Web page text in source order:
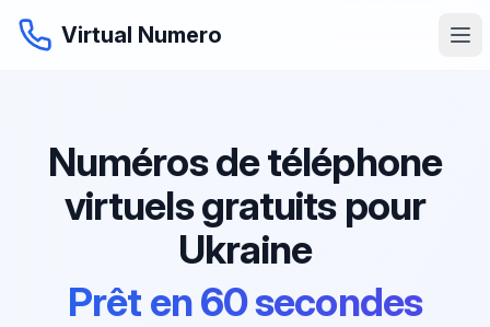
Virtual Numero
Numéros de téléphone
virtuels gratuits pour
Ukraine
Prêt en 60 secondes